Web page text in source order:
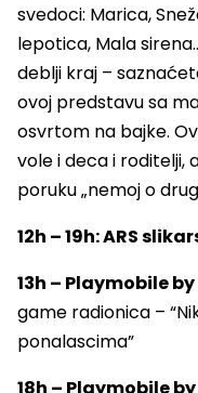
svedoci: Marica,
lepotica, Mala
deblji kraj –
ovoj predstavu sa
osvrtom na bajke.
vole i deca i roditelji,
poruku „nemoj o
12h – 19h: ARS
13h – Playmobile
game radionica –
ponalascima”